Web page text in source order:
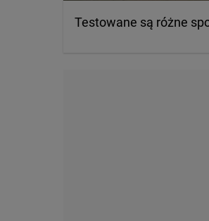
Testowane są różne